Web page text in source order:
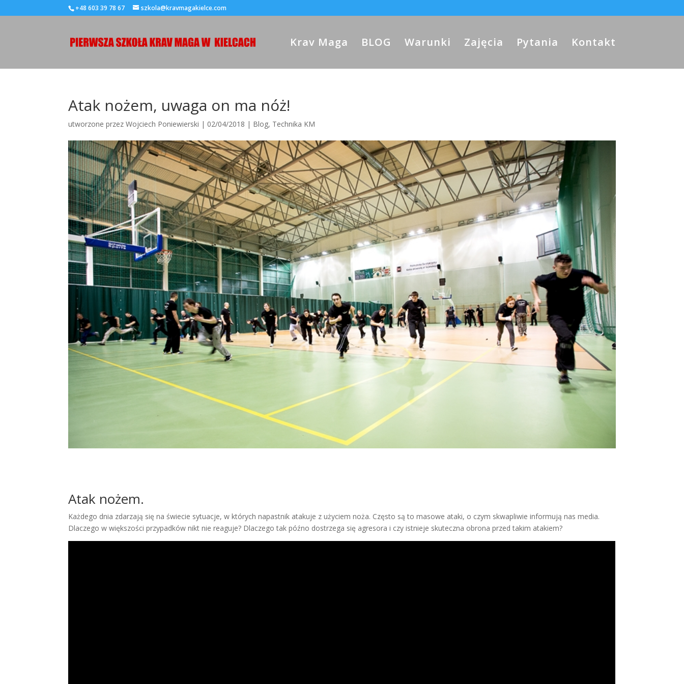
+48 603 39 78 67 szkola@kravmagakielce.com
Krav Maga BLOG Warunki Zajęcia Pytania Kontakt
Atak nożem, uwaga on ma nóż!
utworzone przezWojciech Poniewierski | 02/04/2018 | Blog, Technika KM
Atak nożem.
Każdego dnia zdarzają się na świecie sytuacje, w których napastnik atakuje z użyciem noża. Często są to masowe ataki, o czym skwapliwie informują nas media.
Dlaczego w większości przypadków nikt nie reaguje? Dlaczego tak późno dostrzega się agresora i czy istnieje skuteczna obrona przed takim atakiem?